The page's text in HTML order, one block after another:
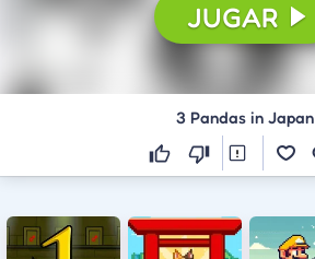
JUGAR
3 Pandas in Japan